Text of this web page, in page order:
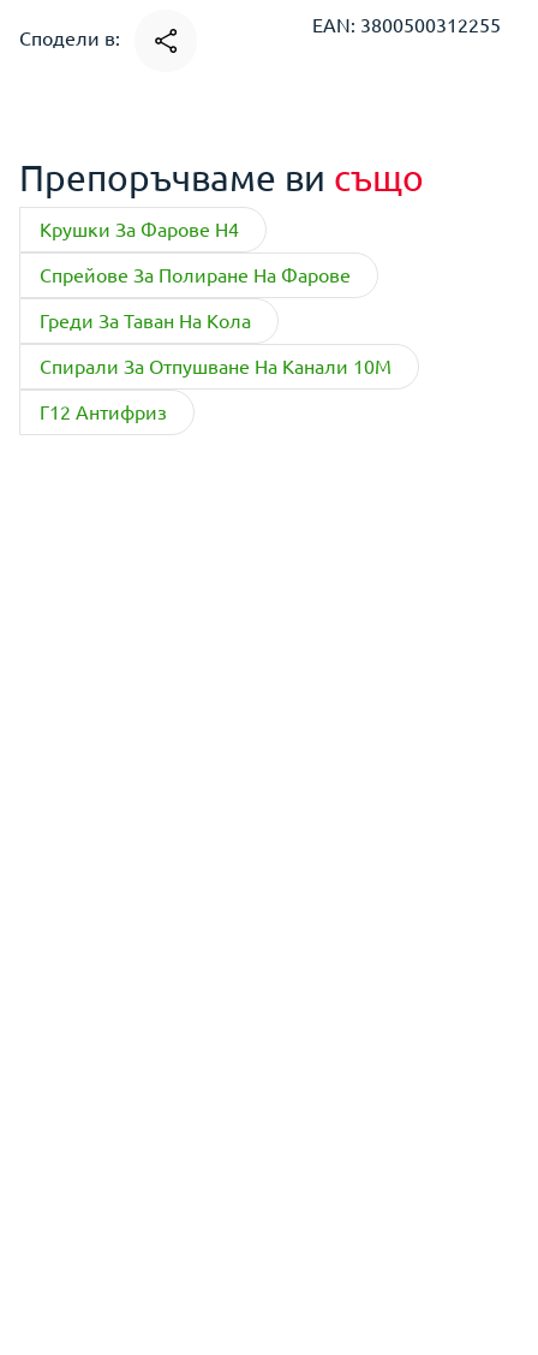
Сподели в:
EAN: 3800500312255
Препоръчваме ви също
Крушки За Фарове H4
Спрейове За Полиране На Фарове
Греди За Таван На Кола
Спирали За Отпушване На Канали 10М
Г12 Антифриз